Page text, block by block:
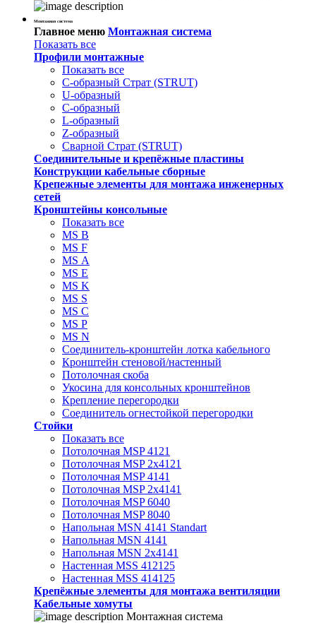
Монтажная система
Главное меню Монтажная система
Показать все
Профили монтажные
Показать все
С-образный Страт (STRUT)
U-образный
С-образный
L-образный
Z-образный
Сварной Страт (STRUT)
Соединительные и крепёжные пластины
Конструкции кабельные сборные
Крепежные элементы для монтажа инженерных
сетей
Кронштейны консольные
Показать все
MS В
MS F
MS А
MS Е
MS K
MS S
MS C
MS P
MS N
Соединитель-кронштейн лотка кабельного
Кронштейн стеновой/настенный
Потолочная скоба
Укосина для консольных кронштейнов
Крепление перегородки
Соединитель огнестойкой перегородки
Стойки
Показать все
Потолочная MSP 4121
Потолочная MSP 2х4121
Потолочная MSP 4141
Потолочная MSP 2х4141
Потолочная MSP 6040
Потолочная MSP 8040
Напольная MSN 4141 Standart
Напольная MSN 4141
Напольная MSN 2х4141
Настенная MSS 412125
Настенная MSS 414125
Крепёжные элементы для монтажа вентиляции
Кабельные хомуты
Монтажная система